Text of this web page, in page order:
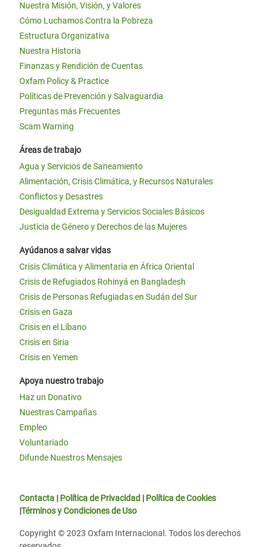
Nuestra Misión, Visión, y Valores
Cómo Luchamos Contra la Pobreza
Estructura Organizativa
Nuestra Historia
Finanzas y Rendición de Cuentas
Oxfam Policy & Practice
Políticas de Prevención y Salvaguardia
Preguntas más Frecuentes
Scam Warning
Áreas de trabajo
Agua y Servicios de Saneamiento
Alimentación, Crisis Climática, y Recursos Naturales
Conflictos y Desastres
Desigualdad Extrema y Servicios Sociales Básicos
Justicia de Género y Derechos de las Mujeres
Ayúdanos a salvar vidas
Crisis Climática y Alimentaria en África Oriental
Crisis de Refugiados Rohinyá en Bangladesh
Crisis de Personas Refugiadas en Sudán del Sur
Crisis en Gaza
Crisis en el Líbano
Crisis en Siria
Crisis en Yemen
Apoya nuestro trabajo
Haz un Donativo
Nuestras Campañas
Empleo
Voluntariado
Difunde Nuestros Mensajes
Contacta | Política de Privacidad | Política de Cookies
|Términos y Condiciones de Uso
Copyright © 2023 Oxfam Internacional. Todos los derechos